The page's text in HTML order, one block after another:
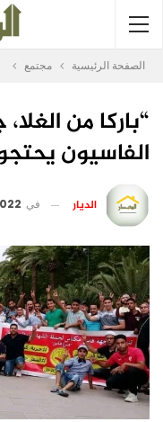
الصفحة الرئيسية مجتمع
“باركا من
الفاسيون
الديار في